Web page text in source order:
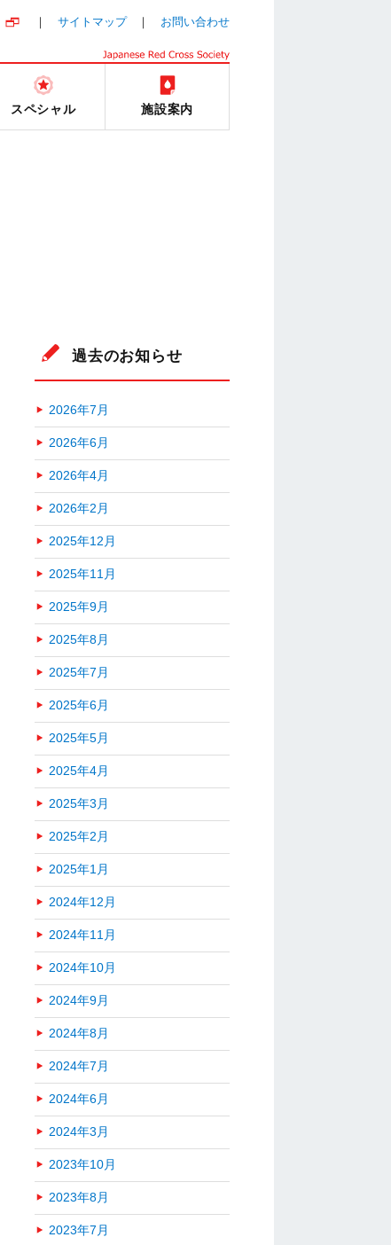
サイトマップ お問い合わせ
スペシャル 施設案内
過去のお知らせ
2026年7月
2026年6月
2026年4月
2026年2月
2025年12月
2025年11月
2025年9月
2025年8月
2025年7月
2025年6月
2025年5月
2025年4月
2025年3月
2025年2月
2025年1月
2024年12月
2024年11月
2024年10月
2024年9月
2024年8月
2024年7月
2024年6月
2024年3月
2023年10月
2023年8月
2023年7月